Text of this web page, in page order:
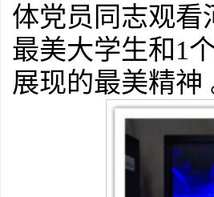
体党员同志观看
最美大学生和1
展现的最美精神